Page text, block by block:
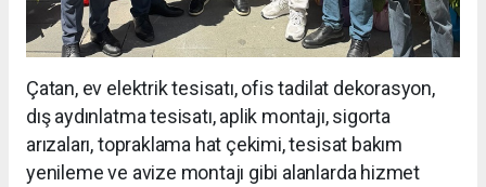
Çatan, ev elektrik tesisatı, ofis tadilat dekorasyon,
dış aydınlatma tesisatı, aplik montajı, sigorta
arızaları, topraklama hat çekimi, tesisat bakım
yenileme ve avize montajı gibi alanlarda hizmet